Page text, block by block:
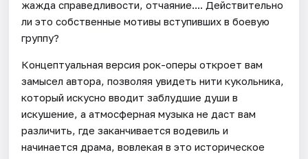
жажда справедливости, отчаяние.... Действительно
ли это собственные мотивы вступивших в боевую
группу?
Концептуальная версия рок-оперы откроет вам
замысел автора, позволяя увидеть нити кукольника,
который искусно вводит заблудшие души в
искушение, а атмосферная музыка не даст вам
различить, где заканчивается водевиль и
начинается драма, вовлекая в это историческое